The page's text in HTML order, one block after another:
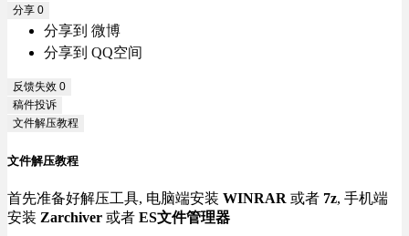
分享 0
分享到 微博
分享到 QQ空间
反馈失效 0
稿件投诉
文件解压教程
文件解压教程
首先准备好解压工具, 电脑端安装 WINRAR 或者 7z, 手机端
安装 Zarchiver 或者 ES文件管理器